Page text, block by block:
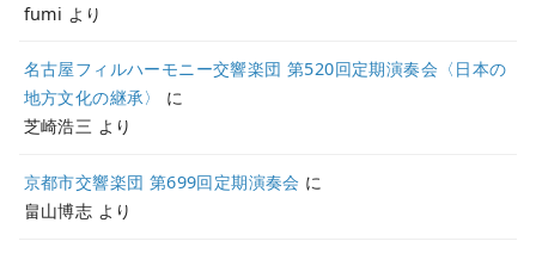
fumi より
名古屋フィルハーモニー交響楽団 第520回定期演奏会〈日本の
地方文化の継承〉
に
芝崎浩三 より
京都市交響楽団 第699回定期演奏会 に
畠山博志 より